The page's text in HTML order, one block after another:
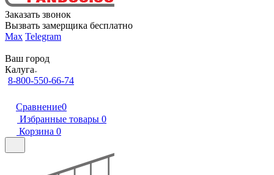
Заказать звонок
Вызвать замерщика бесплатно
Max Telegram
Ваш город
Калуга
8-800-550-66-74
Сравнение0
Избранные товары 0
Корзина 0